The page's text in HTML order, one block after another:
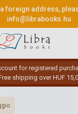
foreign address,
info@librabooks.hu .
for registered
shipping over HUF